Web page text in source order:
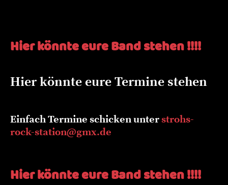
Hier könnte eure Band stehen !!!!
Hier könnte eure Termine stehen
Einfach Termine schicken unter strohs-
rock-station@gmx.de
Hier könnte eure Band stehen !!!!